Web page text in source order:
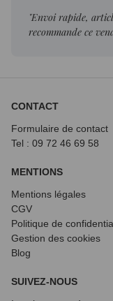
"Envoi rapide,
recommande ce
CONTACT
Formulaire de contact
Tel : 09 72 46 69 58
MENTIONS
Mentions légales
CGV
Politique de
Gestion des cookies
Blog
SUIVEZ-NOUS